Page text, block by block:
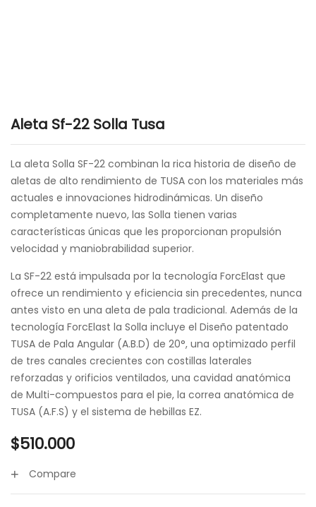
Aleta Sf-22 Solla Tusa
La aleta Solla SF-22 combinan la rica historia de diseño de
aletas de alto rendimiento de TUSA con los materiales más
actuales e innovaciones hidrodinámicas. Un diseño
completamente nuevo, las Solla tienen varias
características únicas que les proporcionan propulsión
velocidad y maniobrabilidad superior.
La SF-22 está impulsada por la tecnología ForcElast que
ofrece un rendimiento y eficiencia sin precedentes, nunca
antes visto en una aleta de pala tradicional. Además de la
tecnología ForcElast la Solla incluye el Diseño patentado
TUSA de Pala Angular (A.B.D) de 20°, una optimizado perfil
de tres canales crecientes con costillas laterales
reforzadas y orificios ventilados, una cavidad anatómica
de Multi-compuestos para el pie, la correa anatómica de
TUSA (A.F.S) y el sistema de hebillas EZ.
$510.000
Compare